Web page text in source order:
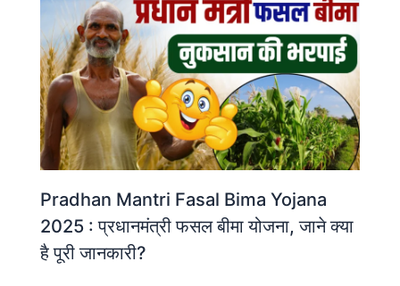
Pradhan Mantri Fasal Bima Yojana
2025 : प्रधानमंत्री फसल बीमा योजना, जाने क्या
है पूरी जानकारी?